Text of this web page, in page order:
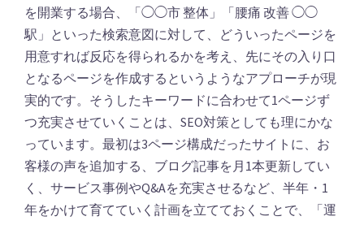
を開業する場合、「◯◯市 整体」「腰痛 改善 ◯◯
駅」といった検索意図に対して、どういったページを
用意すれば反応を得られるかを考え、先にその入り口
となるページを作成するというようなアプローチが現
実的です。そうしたキーワードに合わせて1ページず
つ充実させていくことは、SEO対策としても理にかな
っています。最初は3ページ構成だったサイトに、お
客様の声を追加する、ブログ記事を月1本更新してい
く、サービス事例やQ&Aを充実させるなど、半年・1
年をかけて育てていく計画を立てておくことで、「運